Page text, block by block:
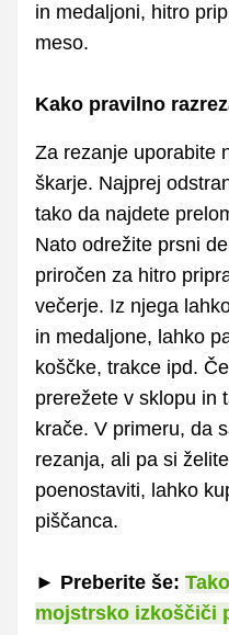
in medaljoni, hitro
meso.
Kako pravilno
Za rezanje uporabite
škarje. Najprej
tako da najdete
Nato odrežite prsni
priročen za hitro
večerje. Iz njega
in medaljone, lahko
koščke, trakce ipd.
prerežete v sklopu in
krače. V primeru, da
rezanja, ali pa si
poenostaviti, lahko
piščanca.
► Preberite še:
mojstrsko izkoščiči